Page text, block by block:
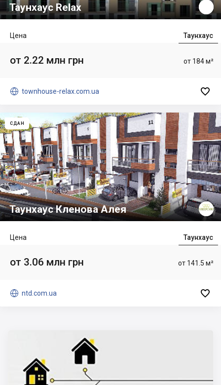
Таунхаус Relax
Таунхаус
Цена
от 184 м²
от 2.22 млн грн
 townhouse-relax.com.ua 
СДАН
Таунхаус Кленова Алея
Таунхаус
Цена
от 141.5 м²
от 3.06 млн грн
 ntd.com.ua 